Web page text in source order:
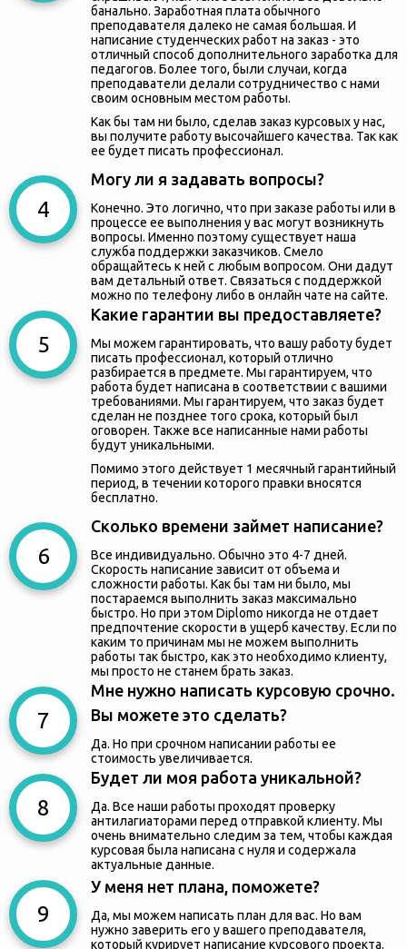
банально. Заработная плата обычного
преподавателя далеко не самая большая. И
написание студенческих работ на заказ - это
отличный способ дополнительного заработка для
педагогов. Более того, были случаи, когда
преподаватели делали сотрудничество с нами
своим основным местом работы.
Как бы там ни было, сделав заказ курсовых у нас,
вы получите работу высочайшего качества. Так как
ее будет писать профессионал.
Могу ли я задавать вопросы?
Конечно. Это логично, что при заказе работы или в
процессе ее выполнения у вас могут возникнуть
вопросы. Именно поэтому существует наша
служба поддержки заказчиков. Смело
обращайтесь к ней с любым вопросом. Они дадут
вам детальный ответ. Связаться с поддержкой
можно по телефону либо в онлайн чате на сайте.
Какие гарантии вы предоставляете?
Мы можем гарантировать, что вашу работу будет
писать профессионал, который отлично
разбирается в предмете. Мы гарантируем, что
работа будет написана в соответствии с вашими
требованиями. Мы гарантируем, что заказ будет
сделан не позднее того срока, который был
оговорен. Также все написанные нами работы
будут уникальными.
Помимо этого действует 1 месячный гарантийный
период, в течении которого правки вносятся
бесплатно.
Сколько времени займет написание?
Все индивидуально. Обычно это 4-7 дней.
Скорость написание зависит от объема и
сложности работы. Как бы там ни было, мы
постараемся выполнить заказ максимально
быстро. Но при этом Diplomo никогда не отдает
предпочтение скорости в ущерб качеству. Если по
каким то причинам мы не можем выполнить
работы так быстро, как это необходимо клиенту,
мы просто не станем брать заказ.
Мне нужно написать курсовую срочно.
Вы можете это сделать?
Да. Но при срочном написании работы ее
стоимость увеличивается.
Будет ли моя работа уникальной?
Да. Все наши работы проходят проверку
антилагиаторами перед отправкой клиенту. Мы
очень внимательно следим за тем, чтобы каждая
курсовая была написана с нуля и содержала
актуальные данные.
У меня нет плана, поможете?
Да, мы можем написать план для вас. Но вам
нужно заверить его у вашего преподавателя,
который курирует написание курсового проекта.